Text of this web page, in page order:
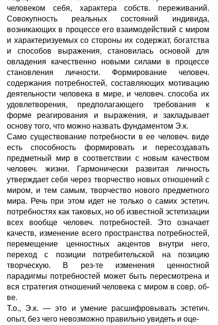
человеком себя, характера собств. переживаний.
Совокупность реальных состояний индивида,
возникающих в процессе его взаимодействий с миром
и характеризуемых со стороны их содержат, богатства
и способов выражения, становилась основой для
овладения качественно новыми силами в процессе
становления личности. Формирование человеч.
содержания потребностей, составляющих мотивацию
деятельности человека в мире, и человеч. способа их
удовлетворения, предполагающего требования к
форме реагирования и выражения, и закладывает
основу того, что можно назвать фундаментом Э.к.
Само существование потребности в ее человеч. виде
есть способность формировать и пересоздавать
предметный мир в соответствии с новым качеством
человеч. жизни. Гармонически развитая личность
утверждает себя через творчество новых отношений с
миром, и тем самым, творчество нового предметного
мира. Речь при этом идет не только о самих эстетич.
потребностях как таковых, но об известной эстетизации
всех вообще человеч. потребностей. Это означает
качеств, изменение всего пространства потребностей,
перемещение ценностных акцентов внутри него,
переход с позиции потребительской на позицию
творческую. В рез-те изменения ценностной
парадигмы потребностей может быть пересмотрена и
вся стратегия отношений человека с миром в совр. об-
ве.
Т.о., Э.к. — это и умение расшифровывать эстетич.
опыт, без чего невозможно правильно увидеть и оце-